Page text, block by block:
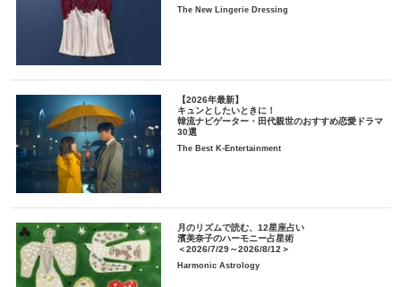
The New Lingerie Dressing
【2026年最新】
キュンとしたいときに！
韓流ナビゲーター・田代親世のおすすめ恋愛ドラマ
30選
The Best K-Entertainment
月のリズムで読む、12星座占い
濱美奈子のハーモニー占星術
＜2026/7/29～2026/8/12＞
Harmonic Astrology